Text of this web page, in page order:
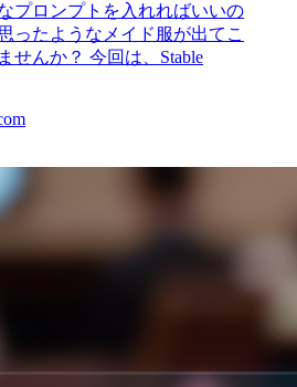
プロンプトを入れればいいの
ったようなメイド服が出てこ
せんか？ 今回は、Stable